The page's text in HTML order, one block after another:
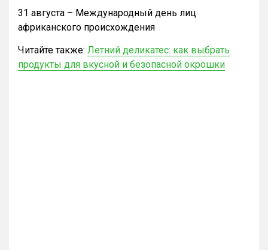
31 августа – Международный день лиц
африканского происхождения
Читайте также: Летний деликатес: как выбрать
продукты для вкусной и безопасной окрошки